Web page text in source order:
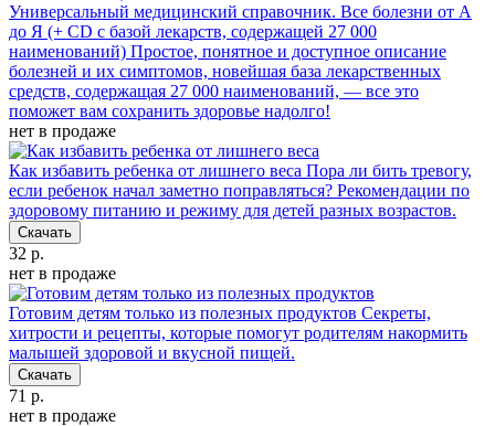
Универсальный медицинский справочник. Все болезни от А
до Я (+ CD с базой лекарств, содержащей 27 000
наименований) Простое, понятное и доступное описание
болезней и их симптомов, новейшая база лекарственных
средств, содержащая 27 000 наименований, — все это
поможет вам сохранить здоровье надолго!
нет в продаже
Как избавить ребенка от лишнего веса Пора ли бить тревогу,
если ребенок начал заметно поправляться? Рекомендации по
здоровому питанию и режиму для детей разных возрастов.
Скачать
32 р.
нет в продаже
Готовим детям только из полезных продуктов Секреты,
хитрости и рецепты, которые помогут родителям накормить
малышей здоровой и вкусной пищей.
Скачать
71 р.
нет в продаже